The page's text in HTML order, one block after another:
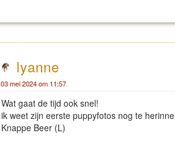
lyanne
03 mei 2024 om 11:57
Wat gaat de tijd ook snel!
ik weet zijn eerste puppyfotos nog te
Knappe Beer (L)